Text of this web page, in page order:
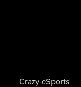
Crazy-eSports